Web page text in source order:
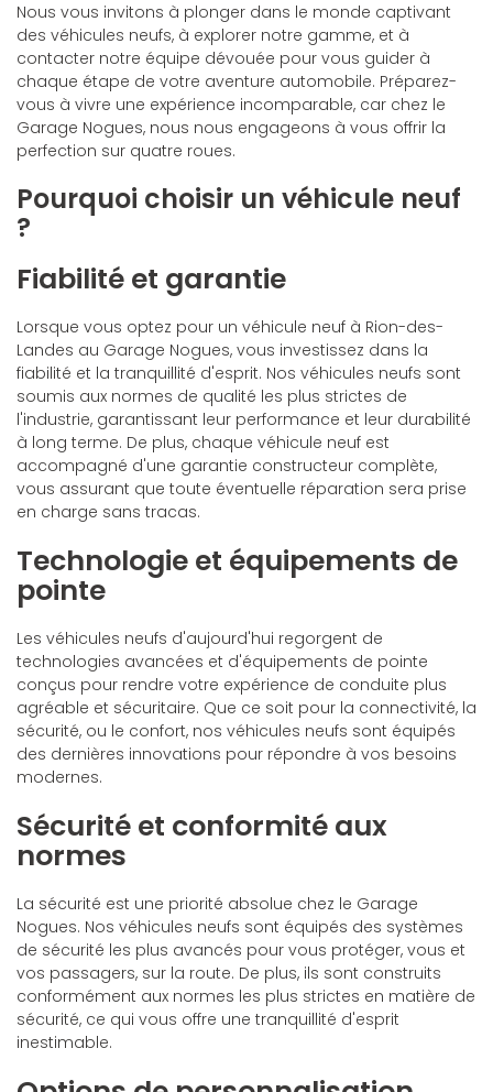
Nous vous invitons à plonger dans le monde captivant
des véhicules neufs, à explorer notre gamme, et à
contacter notre équipe dévouée pour vous guider à
chaque étape de votre aventure automobile. Préparez-
vous à vivre une expérience incomparable, car chez le
Garage Nogues, nous nous engageons à vous offrir la
perfection sur quatre roues.
Pourquoi choisir un véhicule neuf
?
Fiabilité et garantie
Lorsque vous optez pour un véhicule neuf à Rion-des-
Landes au Garage Nogues, vous investissez dans la
fiabilité et la tranquillité d'esprit. Nos véhicules neufs sont
soumis aux normes de qualité les plus strictes de
l'industrie, garantissant leur performance et leur durabilité
à long terme. De plus, chaque véhicule neuf est
accompagné d'une garantie constructeur complète,
vous assurant que toute éventuelle réparation sera prise
en charge sans tracas.
Technologie et équipements de
pointe
Les véhicules neufs d'aujourd'hui regorgent de
technologies avancées et d'équipements de pointe
conçus pour rendre votre expérience de conduite plus
agréable et sécuritaire. Que ce soit pour la connectivité, la
sécurité, ou le confort, nos véhicules neufs sont équipés
des dernières innovations pour répondre à vos besoins
modernes.
Sécurité et conformité aux
normes
La sécurité est une priorité absolue chez le Garage
Nogues. Nos véhicules neufs sont équipés des systèmes
de sécurité les plus avancés pour vous protéger, vous et
vos passagers, sur la route. De plus, ils sont construits
conformément aux normes les plus strictes en matière de
sécurité, ce qui vous offre une tranquillité d'esprit
inestimable.